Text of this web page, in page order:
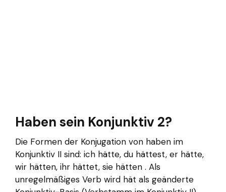
Haben sein Konjunktiv 2?
Die Formen der Konjugation von haben im
Konjunktiv II sind: ich hätte, du hättest, er hätte,
wir hätten, ihr hättet, sie hätten . Als
unregelmäßiges Verb wird hät als geänderte